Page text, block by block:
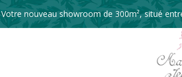
Votre nouveau showroom de 300m², situé